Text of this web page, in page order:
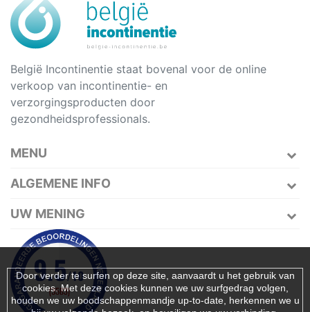
België Incontinentie staat bovenal voor de online
verkoop van incontinentie- en
verzorgingsproducten door
gezondheidsprofessionals.
MENU
ALGEMENE INFO
Door verder te surfen op deze site, aanvaardt u het gebruik van
cookies. Met deze cookies kunnen we uw surfgedrag volgen,
houden we uw boodschappenmandje up-to-date, herkennen we u
UW MENING